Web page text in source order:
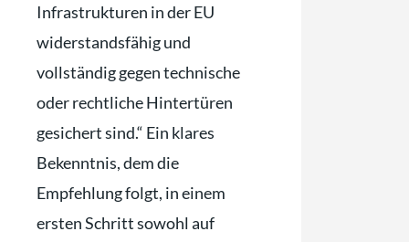
Infrastrukturen in der EU
widerstandsfähig und
vollständig gegen technische
oder rechtliche Hintertüren
gesichert sind.“ Ein klares
Bekenntnis, dem die
Empfehlung folgt, in einem
ersten Schritt sowohl auf